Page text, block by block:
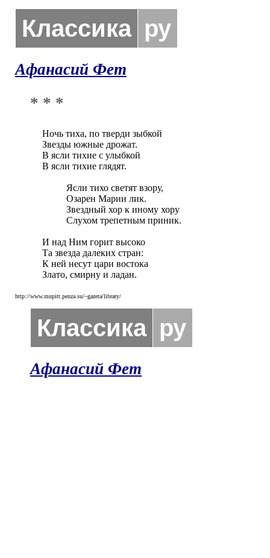
Классика ру
Афанасий Фет
* * *
Ночь тиха, по тверди зыбкой
Звезды южные дрожат.
В ясли тихие с улыбкой
В ясли тихие глядят.
          Ясли тихо светят взору,
          Озарен Марии лик.
          Звездный хор к иному хору
          Слухом трепетным приник.
И над Ним горит высоко
Та звезда далеких стран:
К ней несут цари востока
Злато, смирну и ладан.
http://www.mupitt.penza.su/~gazeta/library/
Классика ру
Афанасий Фет